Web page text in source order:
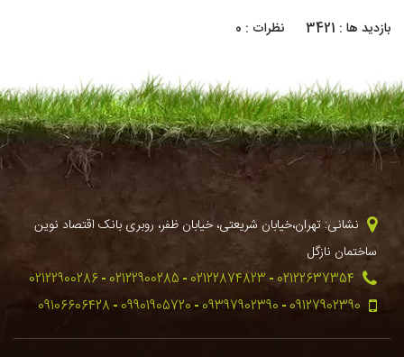
بازدید ها : 3421 نظرات : 0
نشانی: تهران،خیابان شریعتی، خیابان ظفر، روبری بانک اقتصاد نوین
ساختمان نازگل
02122637354
02122874823
02122900285
02122900286
09127902390
09397902390
09901905720
09106606428